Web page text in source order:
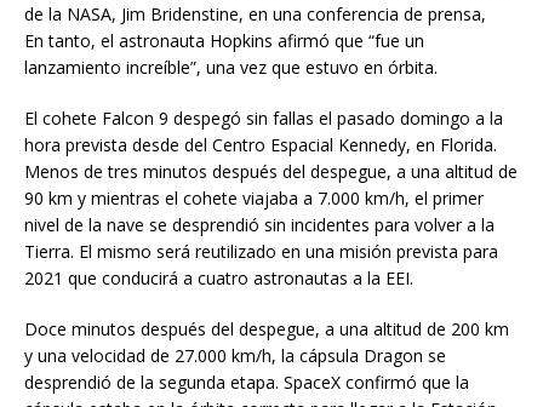
de la NASA, Jim Bridenstine, en una conferencia de prensa,
En tanto, el astronauta Hopkins afirmó que “fue un
lanzamiento increíble”, una vez que estuvo en órbita.
El cohete Falcon 9 despegó sin fallas el pasado domingo a la
hora prevista desde del Centro Espacial Kennedy, en Florida.
Menos de tres minutos después del despegue, a una altitud de
90 km y mientras el cohete viajaba a 7.000 km/h, el primer
nivel de la nave se desprendió sin incidentes para volver a la
Tierra. El mismo será reutilizado en una misión prevista para
2021 que conducirá a cuatro astronautas a la EEI.
Doce minutos después del despegue, a una altitud de 200 km
y una velocidad de 27.000 km/h, la cápsula Dragon se
desprendió de la segunda etapa. SpaceX confirmó que la